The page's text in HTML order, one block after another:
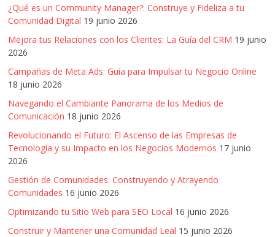
Publicitarios,
Colecciónes,
Marcas,
Insigns,
TV,
Radio,
Creatividad,
SEO,
SEM,
Free
Press,
RRPP,
Spots,
Comerciales,
Periodismo,
Revistas,
¿Qué es un Community Manager?: Construye y Fideliza a tu
Comunidad Digital 19 junio 2026
Mejora tus Relaciones con los Clientes: La Guía del CRM 19 junio
2026
Campañas de Meta Ads: Guía para Impulsar tu Negocio Online
18 junio 2026
Navegando el Cambiante Panorama de los Medios de
Comunicación 18 junio 2026
Revolucionando el Futuro: El Ascenso de las Empresas de
Tecnología y su Impacto en los Negocios Modernos 17 junio
2026
Gestión de Comunidades: Construyendo y Atrayendo
Comunidades 16 junio 2026
Optimizando tu Sitio Web para SEO Local 16 junio 2026
Construir y Mantener una Comunidad Leal 15 junio 2026